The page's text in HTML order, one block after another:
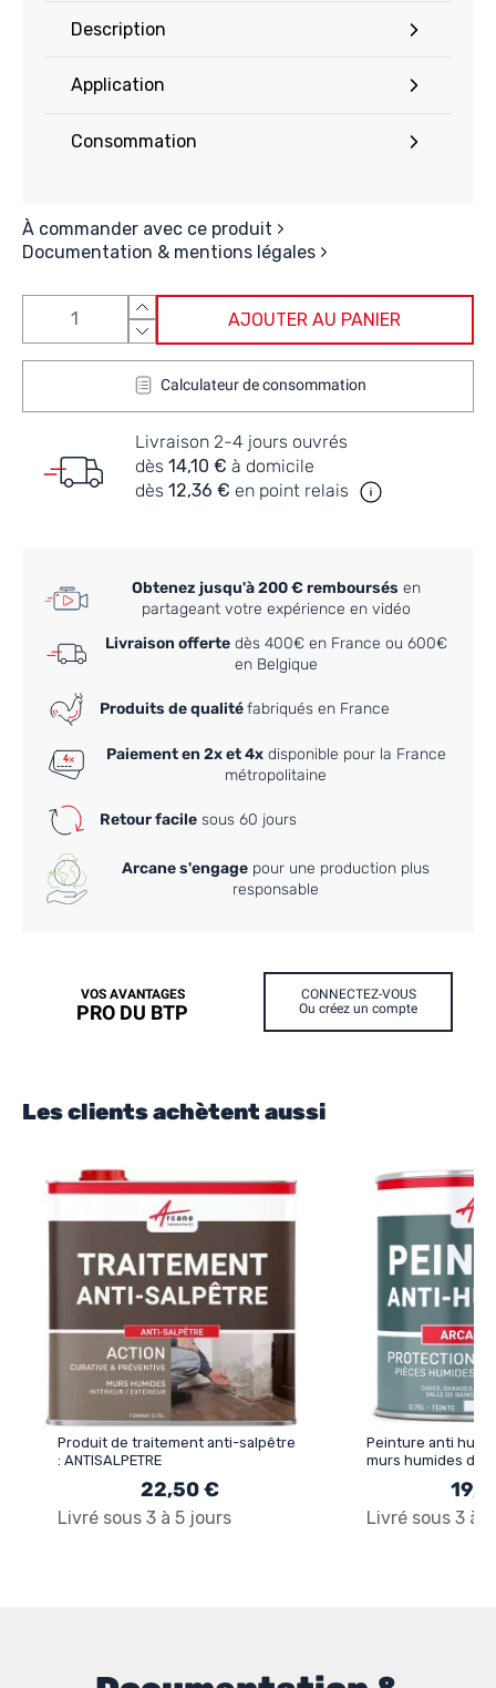
Description
Application
Consommation
À commander avec ce produit
Documentation & mentions légales
AJOUTER AU PANIER
Calculateur de consommation
Livraison 2-4 jours ouvrés
dès 14,10 € à domicile
dès 12,36 € en point relais
Obtenez jusqu'à 200 € remboursés en
partageant votre expérience en vidéo
Livraison offertedès 400€ en France ou 600€
en Belgique
Produits de qualitéfabriqués en France
Paiement en 2x et 4xdisponible pour la France
métropolitaine
Retour facile sous 60 jours
Arcane s'engage pour une production plus
responsable
VOS AVANTAGES
PRO DU BTP
CONNECTEZ-VOUS
Ou créez un compte
Les clients achètent aussi
Produit de traitement anti-salpêtre
: ANTISALPETRE
22,50 €
Livré sous 3 à 5 jours
Peinture anti
murs humides de
cave :
Livré sous 3 à